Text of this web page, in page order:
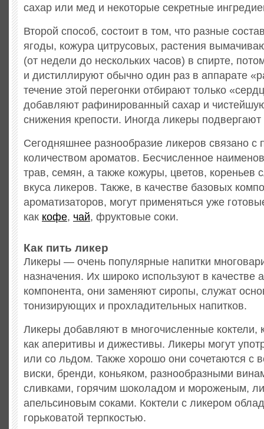
сахар или мед и некоторые секретные
Второй способ, состоит в том, что разные
ягоды, кожура цитрусовых, растения
(от недели до нескольких часов) в спирте,
и дистиллируют обычно один раз в аппарате
течение этой перегонки отбирают только
добавляют рафинированный сахар и
снижения крепости. Иногда ликеры
Сегодняшнее разнообразие ликеров связано с
количеством ароматов. Бесчисленное
трав, семян, а также кожуры, цветов, кореньев
вкуса ликеров. Также, в качестве базовых
ароматизаторов, могут применяться уже
как кофе, чай, фруктовые соки.
Как пить ликер
Ликеры — очень популярные напитки
назначения. Их широко используют в качестве
компонента, они заменяют сиропы, служат
тонизирующих и прохладительных напитков.
Ликеры добавляют в многочисленные коктели,
как аперитивы и дижестивы. Ликеры могут
или со льдом. Также хорошо они сочетаются с
виски, бренди, коньяком, разнообразными
сливками, горячим шоколадом и мороженым,
апельсиновым соками. Коктели с ликером
горьковатой терпкостью.